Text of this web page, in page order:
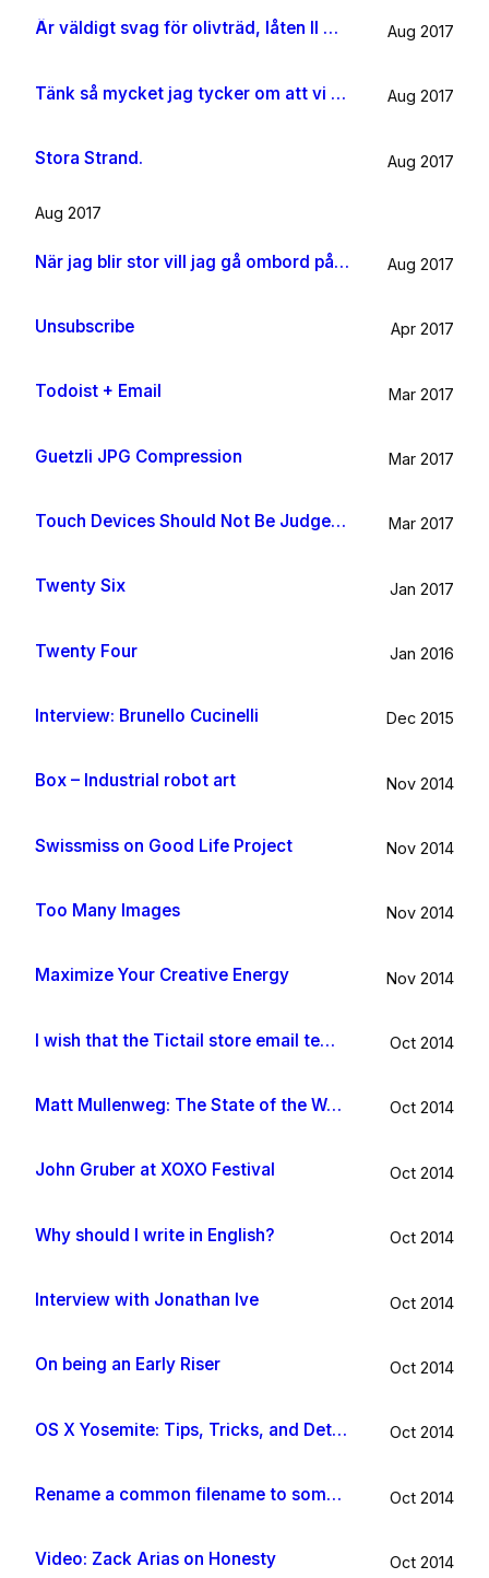
Är väldigt svag för olivträd, låten Il mondo och motljus som möter vacker utsikt. Så lever lite på känslan av Grekland ett tag till. Aug 2017
Tänk så mycket jag tycker om att vi har kossor på vägen till sommarhuset. Aug 2017
Stora Strand. Aug 2017
Aug 2017
När jag blir stor vill jag gå ombord på en sån dära båt och äta gifflar och dricka något gott. Bara för att det känns som något jag skulle tycka om. Aug 2017
Unsubscribe Apr 2017
Todoist + Email Mar 2017
Guetzli JPG Compression Mar 2017
Touch Devices Should Not Be Judged By Their Size Mar 2017
Twenty Six Jan 2017
Twenty Four Jan 2016
Interview: Brunello Cucinelli Dec 2015
Box – Industrial robot art Nov 2014
Swissmiss on Good Life Project Nov 2014
Too Many Images Nov 2014
Maximize Your Creative Energy Nov 2014
I wish that the Tictail store email template would be improved Oct 2014
Matt Mullenweg: The State of the Word 2014 Oct 2014
John Gruber at XOXO Festival Oct 2014
Why should I write in English? Oct 2014
Interview with Jonathan Ive Oct 2014
On being an Early Riser Oct 2014
OS X Yosemite: Tips, Tricks, and Details Oct 2014
Rename a common filename to something useful with Hazel app Oct 2014
Video: Zack Arias on Honesty Oct 2014